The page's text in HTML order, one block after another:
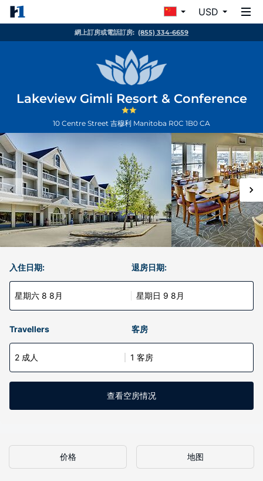
USD
網上訂房或電話訂房: (855) 334-6659
Lakeview Gimli Resort & Conference
10 Centre Street 吉穆利 Manitoba R0C 1B0 CA
入住日期:
星期六 8 8月
退房日期:
星期日 9 8月
Travellers 客房
2 成人 1 客房
查看空房情况
价格 地图